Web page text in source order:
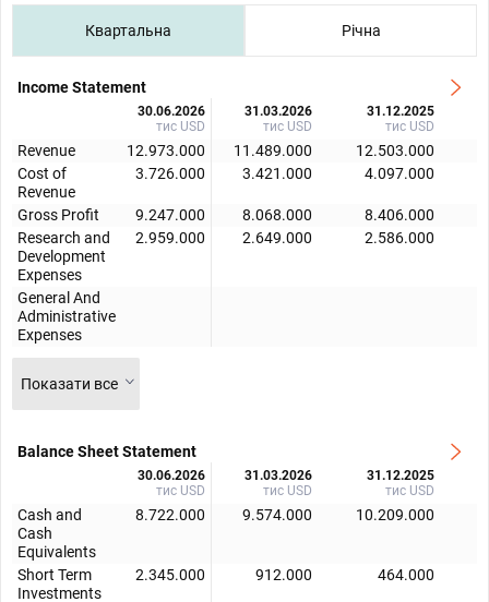
Квартальна Річна
Income Statement
30.06.2026
тис USD
31.03.2026
тис USD
31.12.2025
тис USD
Revenue 12.973.000 11.489.000 12.503.000
Cost of
Revenue
3.726.000 3.421.000 4.097.000
Gross Profit 9.247.000 8.068.000 8.406.000
Research and
Development
Expenses
2.959.000 2.649.000 2.586.000
General And
Administrative
Expenses
Показати все
Balance Sheet Statement
30.06.2026
тис USD
31.03.2026
тис USD
31.12.2025
тис USD
Cash and
Cash
Equivalents
8.722.000 9.574.000 10.209.000
Short Term
Investments
2.345.000 912.000 464.000